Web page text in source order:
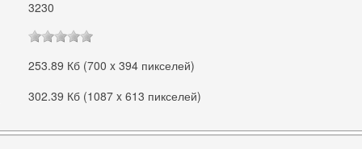
3230
253.89 Кб (700 x 394 пикселей)
302.39 Кб (1087 x 613 пикселей)